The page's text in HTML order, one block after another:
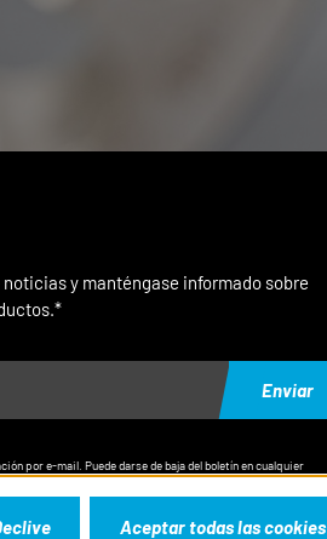
y manténgase informado sobre
Enviar
por e-mail. Puede darse de baja del boletín en cualquier
Aceptar todas las cookies